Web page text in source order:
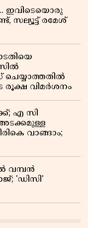
ഇവിടെയൊരു
സല്യൂട്ട് രമേശ്‌
രൂക്ഷ വിമർശനം
എ സി
വാങ്ങാം;
വമ്പൻ
'ഡിസി'